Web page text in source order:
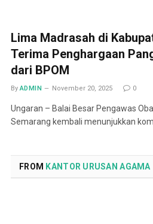
Lima Madrasah di
Terima Penghargaan
dari BPOM
By ADMIN November 20, 2025 0
Ungaran – Balai Besar Pengawas
Semarang kembali menunjukkan
FROM KANTOR URUSAN AGAMA